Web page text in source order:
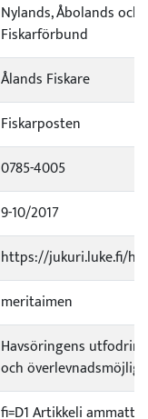
Nylands, Åbolands
Fiskarförbund
Ålands Fiskare
Fiskarposten
0785-4005
9-10/2017
https://jukuri.luke.fi/
meritaimen
Havsöringens
och
fi=D1 Artikkeli